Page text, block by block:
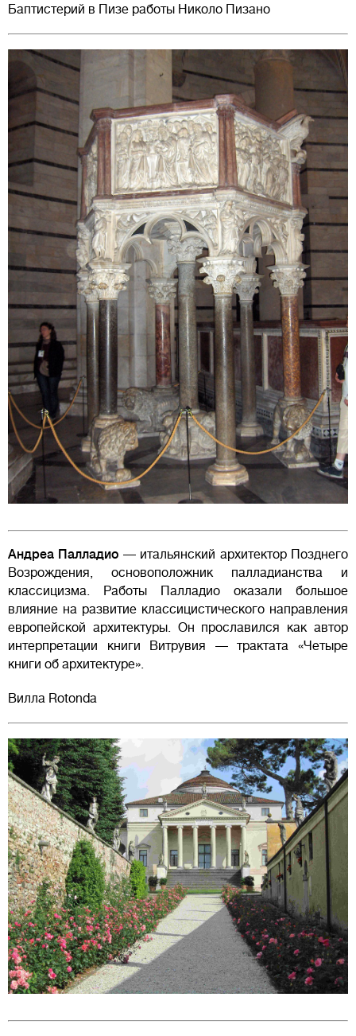
Баптистерий в Пизе работы Николо Пизано
Андреа Палладио — итальянский архитектор Позднего
Возрождения, основоположник палладианства и
классицизма. Работы Палладио оказали большое
влияние на развитие классицистического направления
европейской архитектуры. Он прославился как автор
интерпретации книги Витрувия — трактата «Четыре
книги об архитектуре».
Вилла Rotonda